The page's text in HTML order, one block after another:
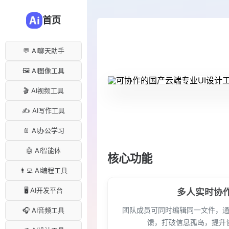
首页
💬 AI聊天助手
🖼️ AI图像工具
🎬 AI视频工具
✍️ AI写作工具
📄 AI办公学习
🤖 AI智能体
👨‍💻 AI编程工具
🖥️ AI开发平台
🎧 AI音频工具
核心功能
多人实时协
团队成员可同时编辑同一文件，
馈，打破信息孤岛，提升